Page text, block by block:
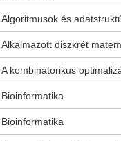
Algoritmusok és
Alkalmazott diszkrét
A kombinatorikus
Bioinformatika
Bioinformatika